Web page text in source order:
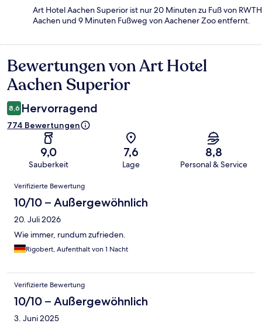
Art Hotel Aachen Superior ist nur 20 Minuten zu Fuß von RWTH
Aachen und 9 Minuten Fußweg von Aachener Zoo entfernt.
Bewertungen
Bewertungen von Art Hotel
Aachen Superior
8,6 Hervorragend
774 Bewertungen
9,0
Sauberkeit
7,6
Lage
8,8
Personal & Service
Bewertungen
Verifizierte Bewertung
10/10 – Außergewöhnlich
20. Juli 2026
Wie immer, rundum zufrieden.
Rigobert, Aufenthalt von 1 Nacht
Verifizierte Bewertung
10/10 – Außergewöhnlich
3. Juni 2025